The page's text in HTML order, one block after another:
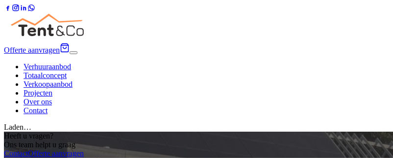
Offerte aanvragen
Verhuuraanbod
Totaalconcept
Verkoopaanbod
Projecten
Over ons
Contact
Laden…
Heeft u vragen?
Ons team helpt u graag
ContactOfferte aanvragen